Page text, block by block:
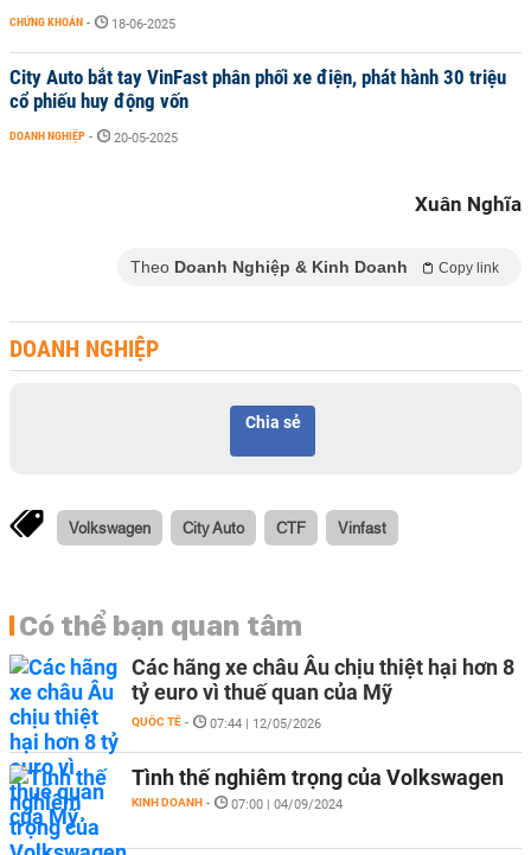
CHỨNG KHOÁN - 18-06-2025
City Auto bắt tay VinFast phân phối xe điện, phát hành 30 triệu
cổ phiếu huy động vốn
DOANH NGHIỆP - 20-05-2025
Xuân Nghĩa
Theo Doanh Nghiệp & Kinh Doanh Copy link
DOANH NGHIỆP
Chia sẻ
Volkswagen City Auto CTF Vinfast
Có thể bạn quan tâm
Các hãng xe châu Âu chịu thiệt hại hơn 8
tỷ euro vì thuế quan của Mỹ
QUỐC TẾ - 07:44 | 12/05/2026
Tình thế nghiêm trọng của Volkswagen
KINH DOANH - 07:00 | 04/09/2024